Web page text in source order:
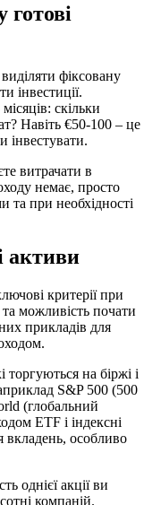
фіксовану
інвестиції.
скільки
Навіть €50-100 – це
інвестувати.
витрачати в
немає, просто
та при необхідності
активи
критерії при
можливість почати
прикладів для
на біржі і
S&P 500 (500
(глобальний
ETF і індексні
вкладень, особливо
однієї акції ви
компаній.